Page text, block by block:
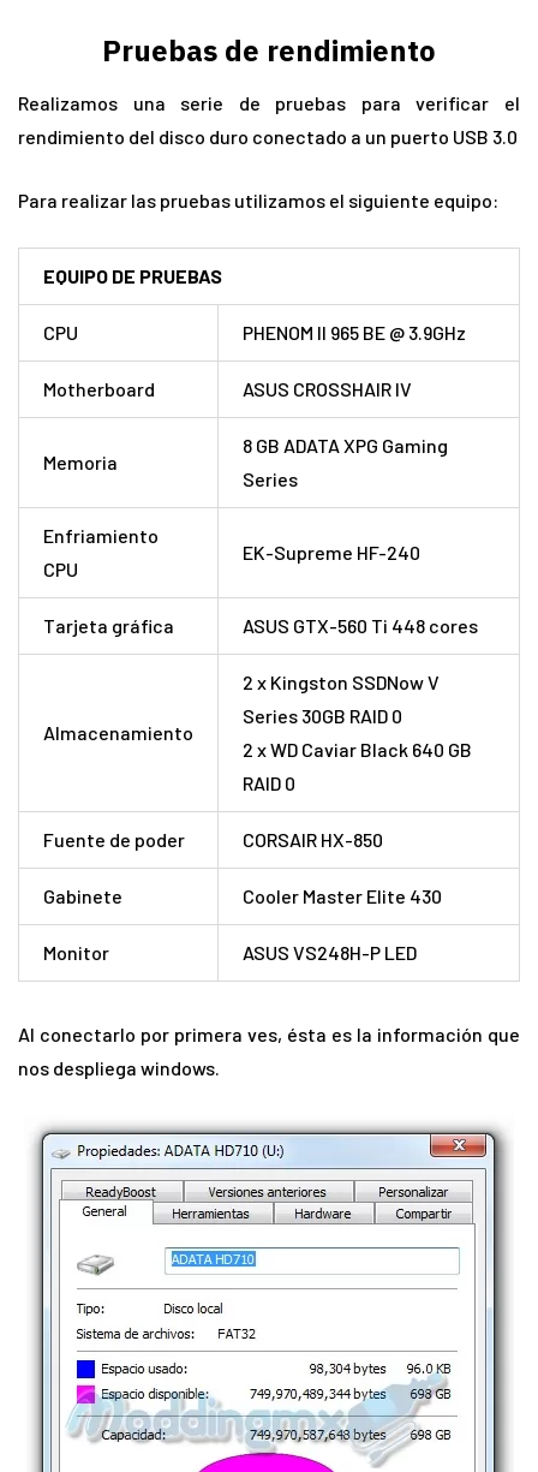
Pruebas de rendimiento
Realizamos una serie de pruebas para verificar el
rendimiento del disco duro conectado a un puerto USB 3.0
Para realizar las pruebas utilizamos el siguiente equipo:
EQUIPO DE PRUEBAS
CPU PHENOM II 965 BE @ 3.9GHz
Motherboard ASUS CROSSHAIR IV
Memoria
8 GB ADATA XPG Gaming
Series
Enfriamiento
CPU
EK-Supreme HF-240
Tarjeta gráfica ASUS GTX-560 Ti 448 cores
Almacenamiento
2 x Kingston SSDNow V
Series 30GB RAID 0
2 x WD Caviar Black 640 GB
RAID 0
Fuente de poder CORSAIR HX-850
Gabinete Cooler Master Elite 430
Monitor ASUS VS248H-P LED
Al conectarlo por primera ves, ésta es la información que
nos despliega windows.